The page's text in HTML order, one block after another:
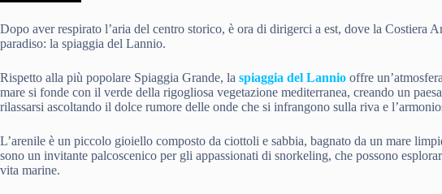
Dopo aver respirato l’aria del centro storico, è ora di dirigerci a est, dove la Costiera
paradiso: la spiaggia del Lannio.
Rispetto alla più popolare Spiaggia Grande, la spiaggia del Lannio offre
mare si fonde con il verde della rigogliosa vegetazione mediterranea, creando un
rilassarsi ascoltando il dolce rumore delle onde che si infrangono sulla riva e
L’arenile è un piccolo gioiello composto da ciottoli e sabbia, bagnato da un mare
sono un invitante palcoscenico per gli appassionati di snorkeling, che possono
vita marine.